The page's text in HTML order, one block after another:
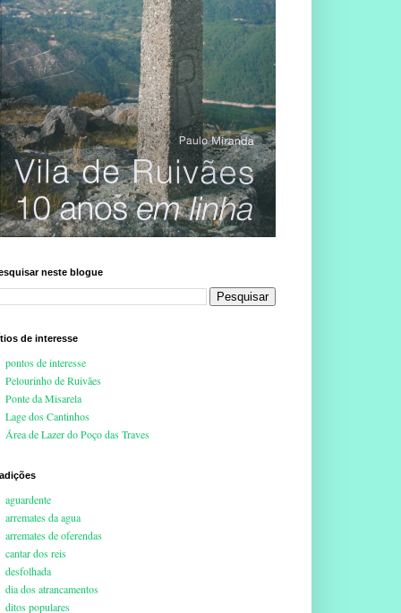
neste blogue
de interesse
pontos de interesse
Pelourinho de Ruivães
Ponte da Misarela
Lage dos Cantinhos
Área de Lazer do Poço das Traves
aguardente
arremates da agua
arremates de oferendas
cantar dos reis
desfolhada
dia dos atrancamentos
ditos populares